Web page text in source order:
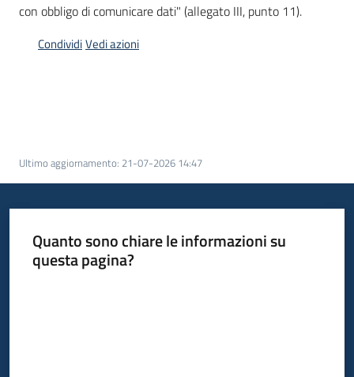
Scarica
con obbligo di comunicare dati" (allegato III, punto 11).
CondividiVedi azioni
Ultimo aggiornamento: 21-07-2026 14:47
Quanto sono chiare le informazioni su
questa pagina?